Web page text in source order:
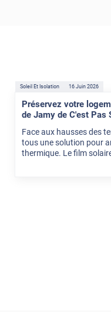
Soleil Et Isolation 16 Juin 2026
Préservez votre
de Jamy de C'est Pas
Face aux hausses des
tous une solution pour
thermique. Le film